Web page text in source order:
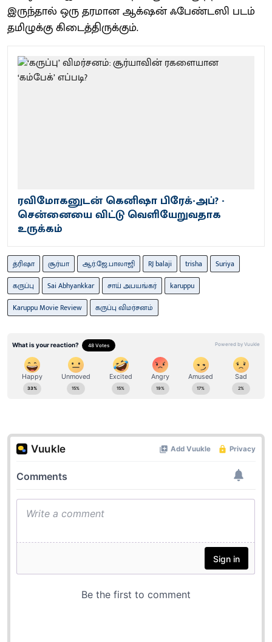
இருந்தால் ஒரு தரமான ஆக்‌ஷன் ஃபேண்டஸி படம்
தமிழுக்கு கிடைத்திருக்கும்.
ரவிமோகனுடன் கெனிஷா பிரேக்-அப்? -
சென்னையை விட்டு வெளியேறுவதாக
உருக்கம்
த்ரிஷா சூர்யா ஆர்.ஜே.பாலாஜி RJ balaji trisha
Suriya
கருப்பு
Sai Abhyankkar சாய் அபயங்கர்
karuppu
Karuppu Movie Review
கருப்பு விமர்சனம்